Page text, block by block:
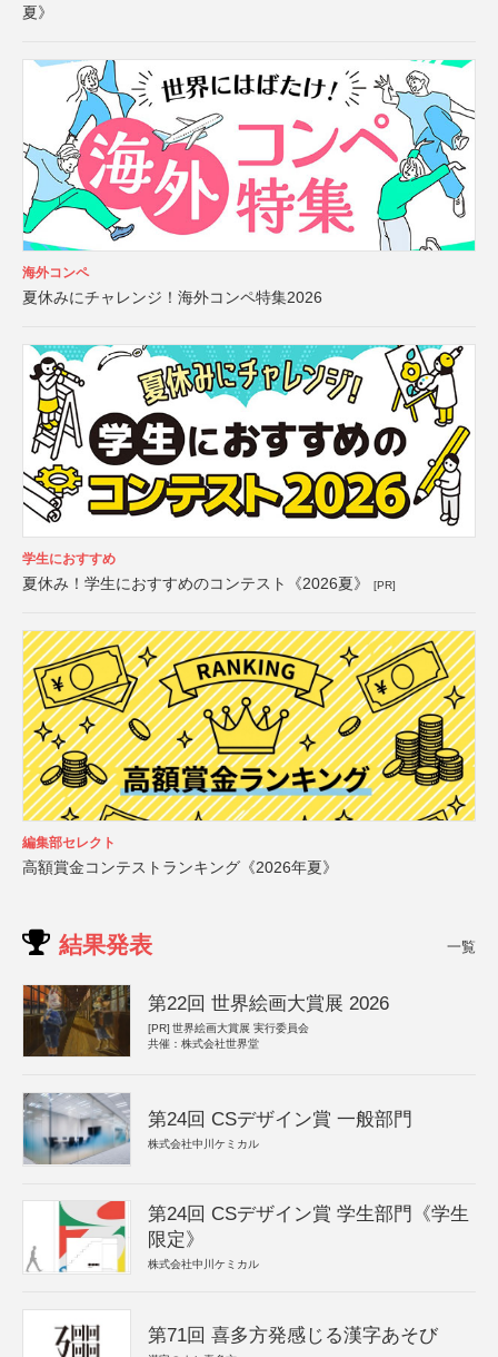
夏》
海外コンペ
夏休みにチャレンジ！海外コンペ特集2026
学生におすすめ
夏休み！学生におすすめのコンテスト《2026夏》 [PR]
編集部セレクト
高額賞金コンテストランキング《2026年夏》
結果発表 一覧
第22回 世界絵画大賞展 2026
[PR] 世界絵画大賞展 実行委員会
共催：株式会社世界堂
第24回 CSデザイン賞 一般部門
株式会社中川ケミカル
第24回 CSデザイン賞 学生部門《学生
限定》
株式会社中川ケミカル
第71回 喜多方発感じる漢字あそび